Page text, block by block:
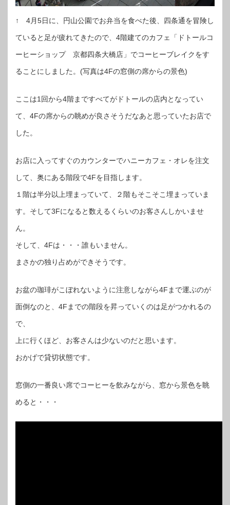
↑ 4月5日に、円山公園でお弁当を食べた後、四条通を冒険し
ていると足が疲れてきたので、4階建てのカフェ「ドトールコ
ーヒーショップ 京都四条大橋店」でコーヒーブレイクをす
ることにしました。(写真は4Fの窓側の席からの景色)
ここは1回から4階まですべてがドトールの店内となってい
て、4Fの席からの眺めが良さそうだなあと思っていたお店で
した。
お店に入ってすぐのカウンターでハニーカフェ・オレを注文
して、奥にある階段で4Fを目指します。
１階は半分以上埋まっていて、２階もそこそこ埋まっていま
す。そして3Fになると数えるくらいのお客さんしかいませ
ん。
そして、4Fは・・・誰もいません。
まさかの独り占めができそうです。
お盆の珈琲がこぼれないように注意しながら4Fまで運ぶのが
面倒なのと、4Fまでの階段を昇っていくのは足がつかれるの
で、
上に行くほど、お客さんは少ないのだと思います。
おかげで貸切状態です。
窓側の一番良い席でコーヒーを飲みながら、窓から景色を眺
めると・・・